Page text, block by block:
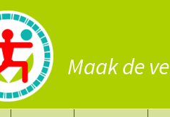
Maak de